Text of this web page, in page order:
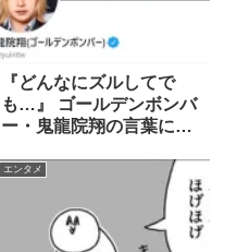
『どんなにズルしてで
も…』 ゴールデンボンバ
ー・鬼龍院翔の言葉に共
エンタメ